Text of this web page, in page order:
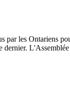
les Ontariens